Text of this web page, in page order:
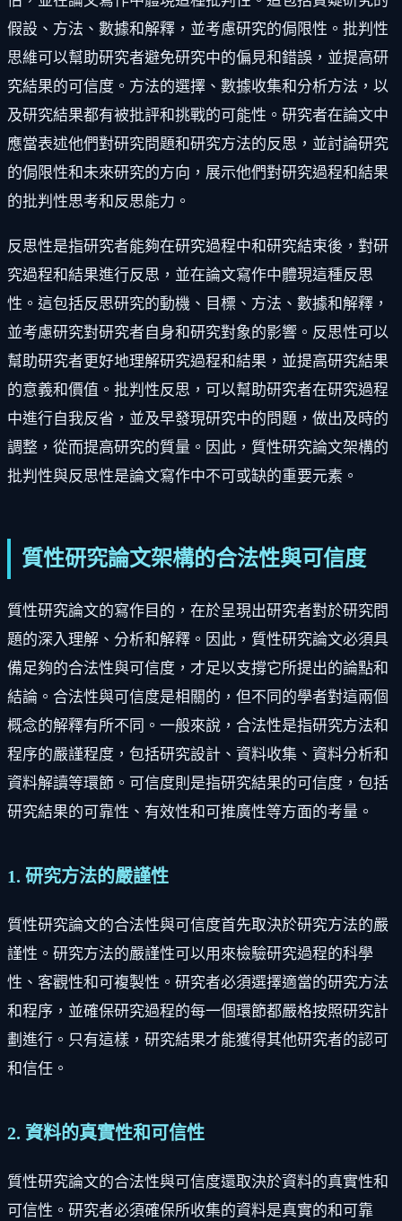
假設、方法、數據和解釋，並考慮研究的侷限性。批判性
思維可以幫助研究者避免研究中的偏見和錯誤，並提高研
究結果的可信度。方法的選擇、數據收集和分析方法，以
及研究結果都有被批評和挑戰的可能性。研究者在論文中
應當表述他們對研究問題和研究方法的反思，並討論研究
的侷限性和未來研究的方向，展示他們對研究過程和結果
的批判性思考和反思能力。
反思性是指研究者能夠在研究過程中和研究結束後，對研
究過程和結果進行反思，並在論文寫作中體現這種反思
性。這包括反思研究的動機、目標、方法、數據和解釋，
並考慮研究對研究者自身和研究對象的影響。反思性可以
幫助研究者更好地理解研究過程和結果，並提高研究結果
的意義和價值。批判性反思，可以幫助研究者在研究過程
中進行自我反省，並及早發現研究中的問題，做出及時的
調整，從而提高研究的質量。因此，質性研究論文架構的
批判性與反思性是論文寫作中不可或缺的重要元素。
質性研究論文架構的合法性與可信度
質性研究論文的寫作目的，在於呈現出研究者對於研究問
題的深入理解、分析和解釋。因此，質性研究論文必須具
備足夠的合法性與可信度，才足以支撐它所提出的論點和
結論。合法性與可信度是相關的，但不同的學者對這兩個
概念的解釋有所不同。一般來說，合法性是指研究方法和
程序的嚴謹程度，包括研究設計、資料收集、資料分析和
資料解讀等環節。可信度則是指研究結果的可信度，包括
研究結果的可靠性、有效性和可推廣性等方面的考量。
1. 研究方法的嚴謹性
質性研究論文的合法性與可信度首先取決於研究方法的嚴
謹性。研究方法的嚴謹性可以用來檢驗研究過程的科學
性、客觀性和可複製性。研究者必須選擇適當的研究方法
和程序，並確保研究過程的每一個環節都嚴格按照研究計
劃進行。只有這樣，研究結果才能獲得其他研究者的認可
和信任。
2. 資料的真實性和可信性
質性研究論文的合法性與可信度還取決於資料的真實性和
可信性。研究者必須確保所收集的資料是真實的和可靠